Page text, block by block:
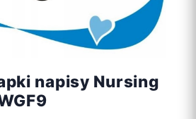
napisy Nursing